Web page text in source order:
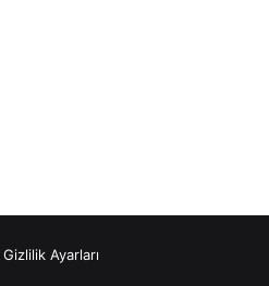
Gizlilik Ayarları